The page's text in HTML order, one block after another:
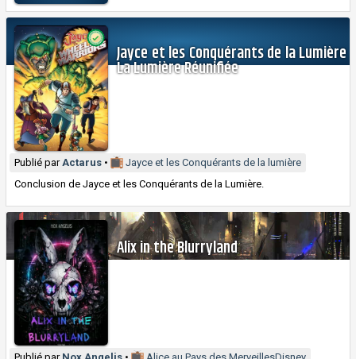
Jayce et les Conquérants de la Lumière
La Lumière Réunifiée
Publié parActarus •
Jayce et les Conquérants de la lumière
Conclusion de Jayce et les Conquérants de la Lumière.
Alix in the Blurryland